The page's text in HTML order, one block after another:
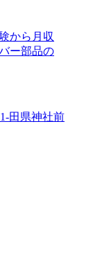
から月収
ー部品の
田県神社前